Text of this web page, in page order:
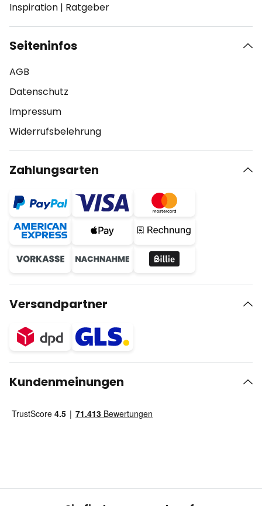
Inspiration | Ratgeber
Seiteninfos
AGB
Datenschutz
Impressum
Widerrufsbelehrung
Zahlungsarten
Versandpartner
Kundenmeinungen